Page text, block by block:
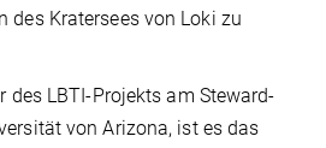
des Kratersees von Loki zu
des LBTI-Projekts am Steward-
von Arizona, ist es das